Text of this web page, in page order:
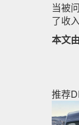
当被
了收
本文
推荐